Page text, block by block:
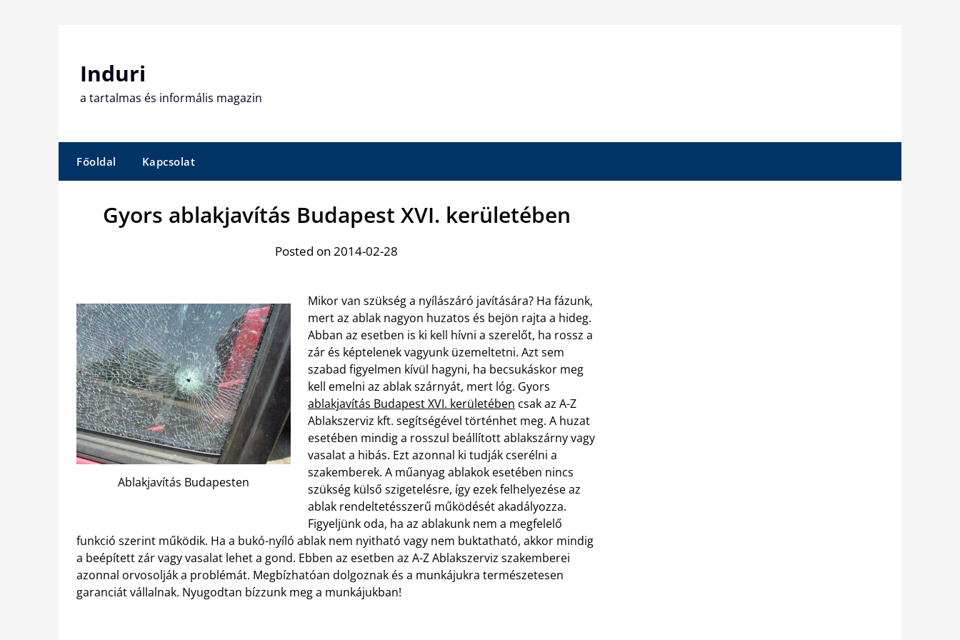
Induri
a tartalmas és informális magazin
Főoldal Kapcsolat
Gyors ablakjavítás Budapest XVI. kerületében
Posted on 2014-02-28
Ablakjavítás Budapesten
Mikor van szükség a nyílászáró javítására? Ha fázunk,
mert az ablak nagyon huzatos és bejön rajta a hideg.
Abban az esetben is ki kell hívni a szerelőt, ha rossz a
zár és képtelenek vagyunk üzemeltetni. Azt sem
szabad figyelmen kívül hagyni, ha becsukáskor meg
kell emelni az ablak szárnyát, mert lóg. Gyors
ablakjavítás Budapest XVI. kerületében csak az A-Z
Ablakszerviz kft. segítségével történhet meg. A huzat
esetében mindig a rosszul beállított ablakszárny vagy
vasalat a hibás. Ezt azonnal ki tudják cserélni a
szakemberek. A műanyag ablakok esetében nincs
szükség külső szigetelésre, így ezek felhelyezése az
ablak rendeltetésszerű működését akadályozza.
Figyeljünk oda, ha az ablakunk nem a megfelelő
funkció szerint működik. Ha a bukó-nyíló ablak nem nyitható vagy nem buktatható, akkor mindig
a beépített zár vagy vasalat lehet a gond. Ebben az esetben az A-Z Ablakszerviz szakemberei
azonnal orvosolják a problémát. Megbízhatóan dolgoznak és a munkájukra természetesen
garanciát vállalnak. Nyugodtan bízzunk meg a munkájukban!